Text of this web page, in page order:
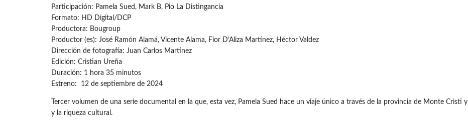
Participación: Pamela Sued, Mark B, Pio La Distingancia
Formato: HD Digital/DCP
Productora: Bougroup
Productor (es): José Ramón Alamá, Vicente Alama, Fior D’Aliza Martínez, Héctor Valdez
Dirección de fotografía: Juan Carlos Martínez
Edición: Cristian Ureña
Duración: 1 hora 35 minutos
Estreno: 12 de septiembre de 2024
Tercer volumen de una serie documental en la que, esta vez, Pamela Sued hace un viaje único a través de la provincia de Monte Cristi
y la riqueza cultural.